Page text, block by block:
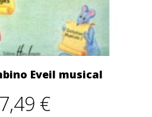
Eveil musical
€